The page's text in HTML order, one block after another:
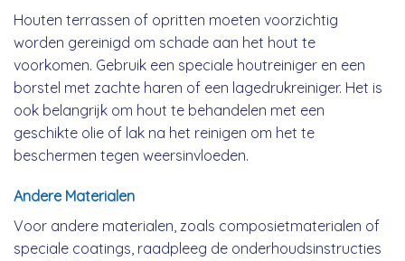
Houten terrassen of opritten moeten voorzichtig
worden gereinigd om schade aan het hout te
voorkomen. Gebruik een speciale houtreiniger en een
borstel met zachte haren of een lagedrukreiniger. Het is
ook belangrijk om hout te behandelen met een
geschikte olie of lak na het reinigen om het te
beschermen tegen weersinvloeden.
Andere Materialen
Voor andere materialen, zoals composietmaterialen of
speciale coatings, raadpleeg de onderhoudsinstructies